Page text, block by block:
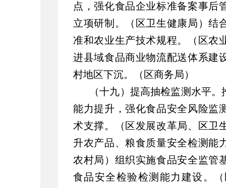
点，强化食品企业标准备案事后
立项研制。（区卫生健康局）结
准和农业生产技术规程。（区农
进县域食品商业物流配送体系建
村地区下沉。（区商务局）
（十九）提高抽检监测水平
能力提升，强化食品安全风险监
术支撑。（区发展改革局、区卫
升农产品、粮食质量安全检测能
农村局）组织实施食品安全监管
食品安全检验检测能力建设。